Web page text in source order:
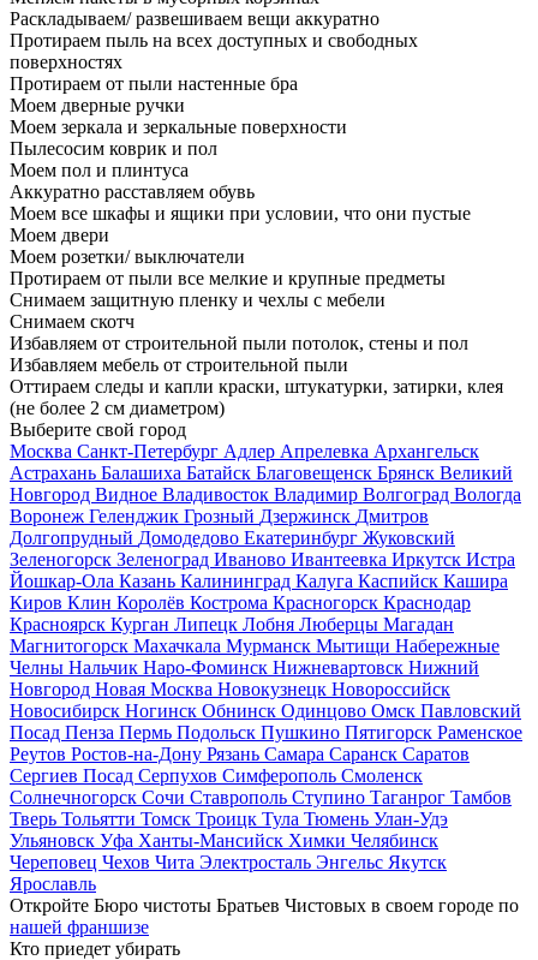
Раскладываем/ развешиваем вещи аккуратно
Протираем пыль на всех доступных и свободных
поверхностях
Протираем от пыли настенные бра
Моем дверные ручки
Моем зеркала и зеркальные поверхности
Пылесосим коврик и пол
Моем пол и плинтуса
Аккуратно расставляем обувь
Моем все шкафы и ящики при условии, что они пустые
Моем двери
Моем розетки/ выключатели
Протираем от пыли все мелкие и крупные предметы
Снимаем защитную пленку и чехлы с мебели
Снимаем скотч
Избавляем от строительной пыли потолок, стены и пол
Избавляем мебель от строительной пыли
Оттираем следы и капли краски, штукатурки, затирки, клея
(не более 2 см диаметром)
Выберите свой город
Москва Санкт-Петербург Адлер Апрелевка Архангельск
Астрахань Балашиха Батайск Благовещенск Брянск Великий
Новгород Видное Владивосток Владимир Волгоград Вологда
Воронеж Геленджик Грозный Дзержинск Дмитров
Долгопрудный Домодедово Екатеринбург Жуковский
Зеленогорск Зеленоград Иваново Ивантеевка Иркутск Истра
Йошкар-Ола Казань Калининград Калуга Каспийск Кашира
Киров Клин Королёв Кострома Красногорск Краснодар
Красноярск Курган Липецк Лобня Люберцы Магадан
Магнитогорск Махачкала Мурманск Мытищи Набережные
Челны Нальчик Наро-Фоминск Нижневартовск Нижний
Новгород Новая Москва Новокузнецк Новороссийск
Новосибирск Ногинск Обнинск Одинцово Омск Павловский
Посад Пенза Пермь Подольск Пушкино Пятигорск Раменское
Реутов Ростов-на-Дону Рязань Самара Саранск Саратов
Сергиев Посад Серпухов Симферополь Смоленск
Солнечногорск Сочи Ставрополь Ступино Таганрог Тамбов
Тверь Тольятти Томск Троицк Тула Тюмень Улан-Удэ
Ульяновск Уфа Ханты-Мансийск Химки Челябинск
Череповец Чехов Чита Электросталь Энгельс Якутск
Ярославль
Откройте Бюро чистоты Братьев Чистовых в своем городе по
нашей франшизе
Кто приедет убирать